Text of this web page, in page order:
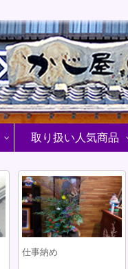
取り扱い人気商品
鍛冶屋の仕事場 刃